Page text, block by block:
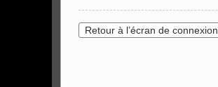
Retour à l’écran de connexion